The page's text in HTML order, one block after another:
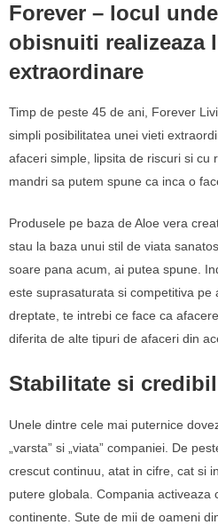
Forever – locul
obisnuiti realizeaza
extraordinare
Timp de peste 45 de ani, Forever
simpli posibilitatea unei vieti
afaceri simple, lipsita de riscuri si cu
mandri sa putem spune ca inca o
Produsele pe baza de Aloe vera
stau la baza unui stil de viata
soare pana acum, ai putea spune.
este suprasaturata si competitiva pe
dreptate, te intrebi ce face ca
diferita de alte tipuri de afaceri din
Stabilitate si
Unele dintre cele mai puternice
„varsta” si „viata” companiei. De
crescut continuu, atat in cifre, cat si
putere globala. Compania activeaza
continente. Sute de mii de oameni